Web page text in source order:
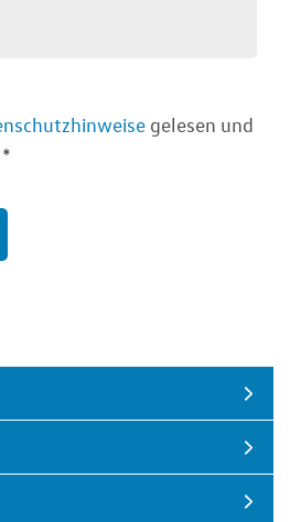
gelesen und
*